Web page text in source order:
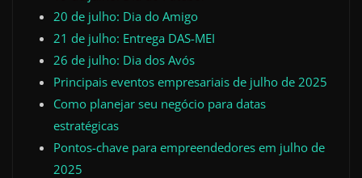
20 de julho: Dia do Amigo
21 de julho: Entrega DAS-MEI
26 de julho: Dia dos Avós
Principais eventos empresariais de julho de 2025
Como planejar seu negócio para datas
estratégicas
Pontos-chave para empreendedores em julho de
2025